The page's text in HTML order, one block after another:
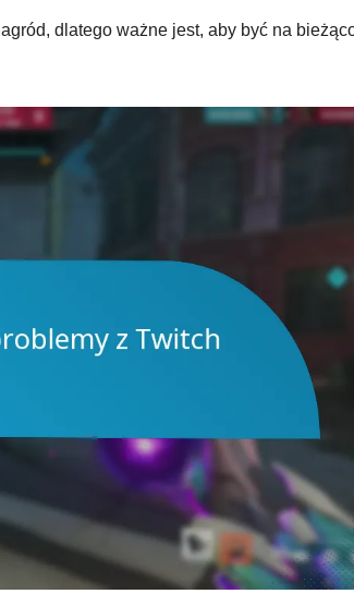
dlatego ważne jest, aby być na